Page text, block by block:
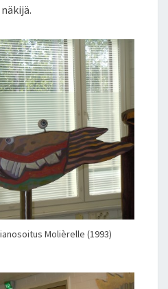
A
V
O
T
O
L
O
N
E
N
–
P
Y
H
Ä
K
Molièrelle (1993)